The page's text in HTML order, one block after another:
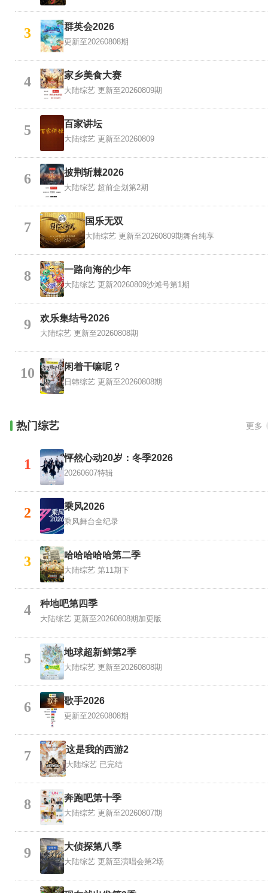
3 群英会2026
更新至20260808期
4 家乡美食大赛
大陆综艺 更新至20260809期
5 百家讲坛
大陆综艺 更新至20260809
6 披荆斩棘2026
大陆综艺 超前企划第2期
7 国乐无双
大陆综艺 更新至20260809期舞台纯享
8 一路向海的少年
大陆综艺 更新20260809沙滩号第1期
9 欢乐集结号2026
大陆综艺 更新至20260808期
10 闲着干嘛呢？
日韩综艺 更新至20260808期
热门综艺 更多
1 怦然心动20岁：冬季2026
20260607特辑
2 乘风2026
乘风舞台全纪录
3 哈哈哈哈哈第二季
大陆综艺 第11期下
4 种地吧第四季
大陆综艺 更新至20260808期加更版
5 地球超新鲜第2季
大陆综艺 更新至20260808期
6 歌手2026
更新至20260808期
7 这是我的西游2
大陆综艺 已完结
8 奔跑吧第十季
大陆综艺 更新至20260807期
9 大侦探第八季
大陆综艺 更新至演唱会第2场